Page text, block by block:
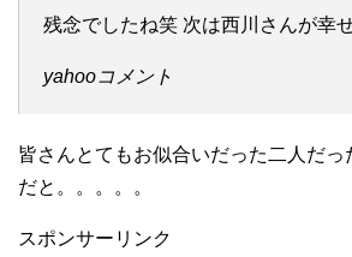
残念でしたね笑 次は西川さんが幸
yahooコメント
皆さんとてもお似合いだった二人だっ
だと。。。。。
スポンサーリンク